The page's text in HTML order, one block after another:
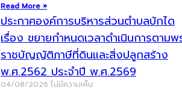
Read More »
ประกาศองค์การบริหารส่วนตำบลบักได
เรื่อง ขยายกำหนดเวลาดำเนินการตามพ
ราชบัญญัติภาษีที่ดินและสิ่งปลูกสร้าง
พ.ศ.2562 ประจำปี พ.ศ.2569
04/08/2026 ไม่มีความเห็น